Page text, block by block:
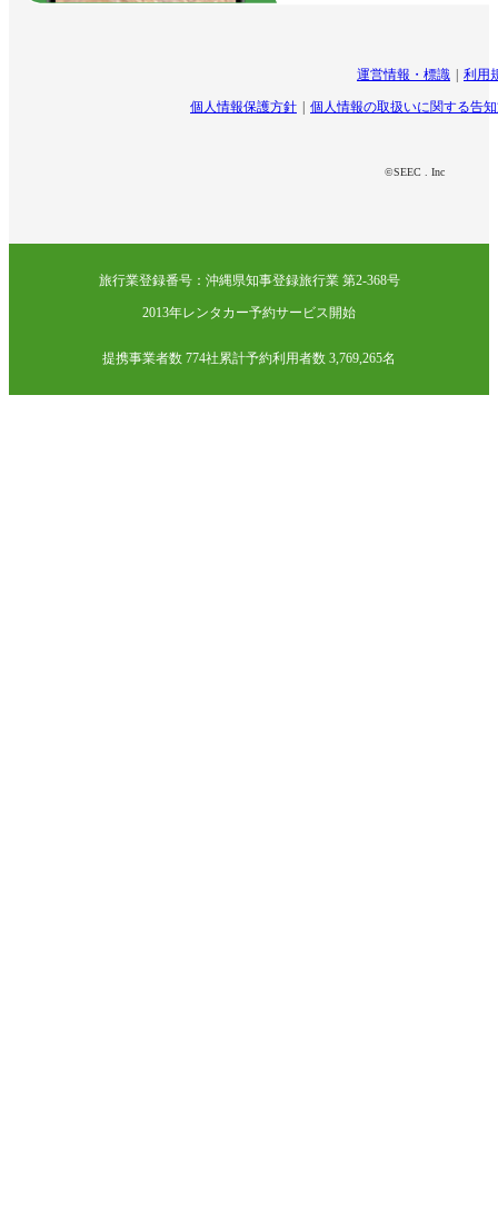
運営情報・標識 利用
個人情報保護方針 個人情報の取扱いに関する告
©SEEC . Inc
旅行業登録番号：沖縄県知事登録旅行業 第2-368号
2013年レンタカー予約サービス開始
提携事業者数 774社累計予約利用者数 3,769,265名